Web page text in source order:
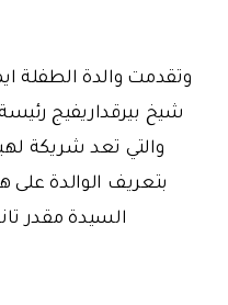
وتقدمت والدة الطفلة
شيخ بيرقداريفيج
والتي تعد شريكة
بتعريف الوالدة على
السيدة مقدر